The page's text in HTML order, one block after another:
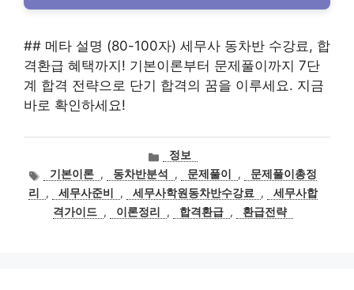
## 메타 설명 (80-100자) 세무사 동차반 수강료, 합
격환급 혜택까지! 기본이론부터 문제풀이까지 7단
계 합격 전략으로 단기 합격의 꿈을 이루세요. 지금
바로 확인하세요!
카
테
고
리
정보
태기본이론 , 동차반분석 , 문제풀이 ,
문제풀이총정
리
, 세무사준비 , 세무사학원동차반수강료 ,
세무사합
격가이드 , 이론정리 , 합격환급 , 환급전략